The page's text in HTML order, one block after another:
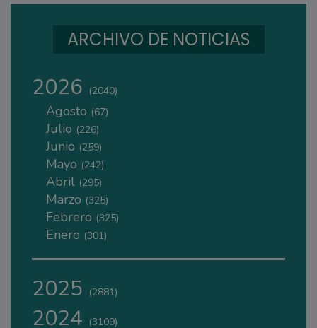
ARCHIVO DE NOTICIAS
2026 (2040)
Agosto (67)
Julio (226)
Junio (259)
Mayo (242)
Abril (295)
Marzo (325)
Febrero (325)
Enero (301)
2025 (2881)
2024 (3109)